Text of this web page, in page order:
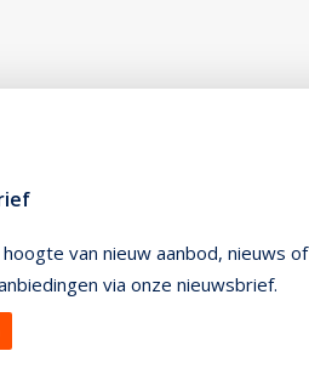
van nieuw aanbod, nieuws of
via onze nieuwsbrief.